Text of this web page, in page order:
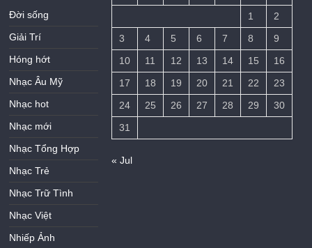
Đời sống
Giải Trí
Hóng hớt
Nhạc Âu Mỹ
Nhạc hot
Nhạc mới
Nhạc Tổng Hợp
Nhạc Trẻ
Nhạc Trữ Tình
Nhạc Việt
Nhiếp Ảnh
1
2
3
4 5 6 7 8
9
10
11 12 13 14 15
16
17
18 19 20 21 22
23
24
25 26 27 28 29
30
31
« Jul